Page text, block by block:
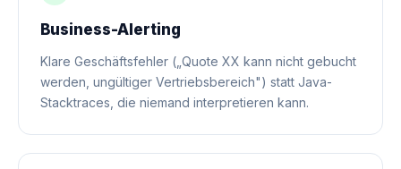
Business-Alerting
Klare Geschäftsfehler („Quote XX kann nicht gebucht
werden, ungültiger Vertriebsbereich") statt Java-
Stacktraces, die niemand interpretieren kann.